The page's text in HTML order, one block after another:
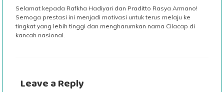
Selamat kepada Rafkha Hadiyari dan Praditto Rasya Armano!
Semoga prestasi ini menjadi motivasi untuk terus melaju ke
tingkat yang lebih tinggi dan mengharumkan nama Cilacap di
kancah nasional.
Leave a Reply